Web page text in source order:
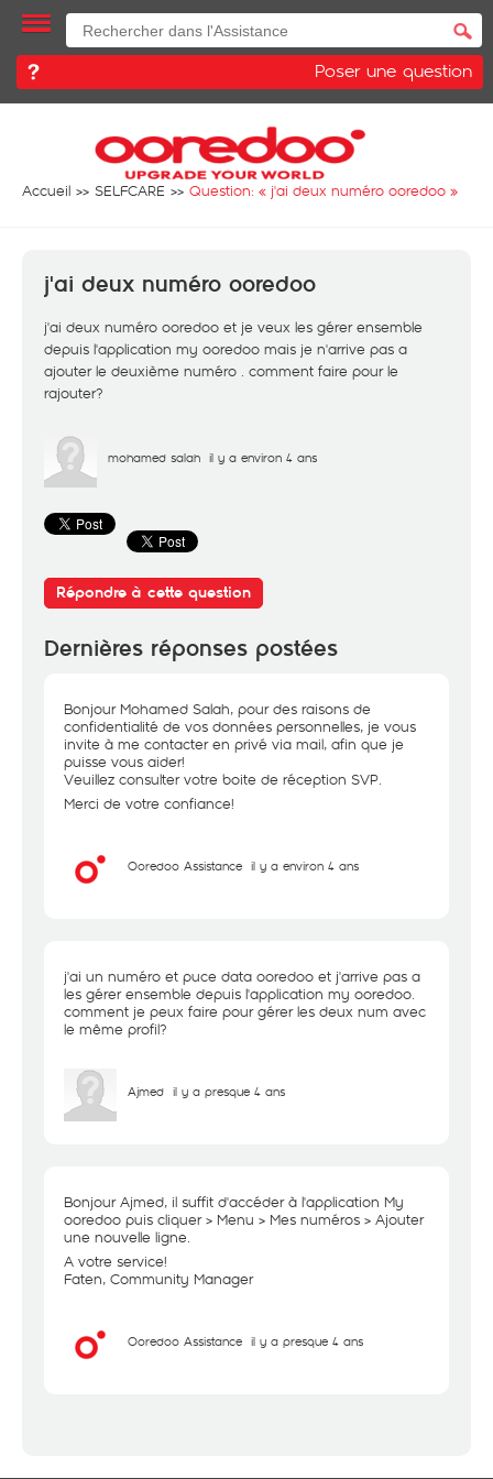
Poser une question
Accueil SELFCARE Question: « j'ai deux numéro ooredoo »
j'ai deux numéro ooredoo
j'ai deux numéro ooredoo et je veux les gérer ensemble
depuis l'application my ooredoo mais je n'arrive pas a
ajouter le deuxième numéro . comment faire pour le
rajouter?
mohamed salah il y a environ 4 ans
Répondre à cette question
Dernières réponses postées
Bonjour Mohamed Salah, pour des raisons de
confidentialité de vos données personnelles, je vous
invite à me contacter en privé via mail, afin que je
puisse vous aider!
Veuillez consulter votre boite de réception SVP.
Merci de votre confiance!
Ooredoo Assistance il y a environ 4 ans
j'ai un numéro et puce data ooredoo et j'arrive pas a
les gérer ensemble depuis l'application my ooredoo.
comment je peux faire pour gérer les deux num avec
le même profil?
Ajmed il y a presque 4 ans
Bonjour Ajmed, il suffit d'accéder à l'application My
ooredoo puis cliquer > Menu > Mes numéros > Ajouter
une nouvelle ligne.
A votre service!
Faten, Community Manager
Ooredoo Assistance il y a presque 4 ans